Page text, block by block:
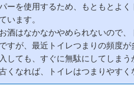
ーを使用するため、もともとよ
います。
酒はなかなかやめられないので
すが、最近トイレつまりの頻度
しても、すぐに無駄にしてしま
くなれば、トイレはつまりやすく